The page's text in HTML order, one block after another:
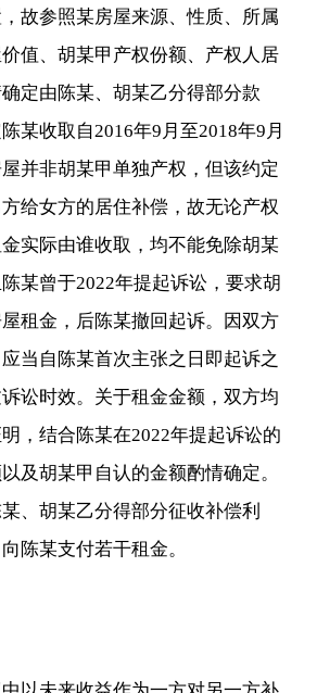
故参照某房屋来源、性质、所属
值、胡某甲产权份额、产权人居
定由陈某、胡某乙分得部分款
某收取自2016年9月至2018年9月
并非胡某甲单独产权，但该约定
给女方的居住补偿，故无论产权
实际由谁收取，均不能免除胡某
某曾于2022年提起诉讼，要求胡
租金，后陈某撤回起诉。因双方
当自陈某首次主张之日即起诉之
讼时效。关于租金金额，双方均
，结合陈某在2022年提起诉讼的
及胡某甲自认的金额酌情确定。
、胡某乙分得部分征收补偿利
陈某支付若干租金。